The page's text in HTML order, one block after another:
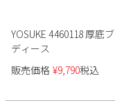
お問い合わせ
YOSUKE 4460118 厚底
ディース
販売価格 ¥9,790税込